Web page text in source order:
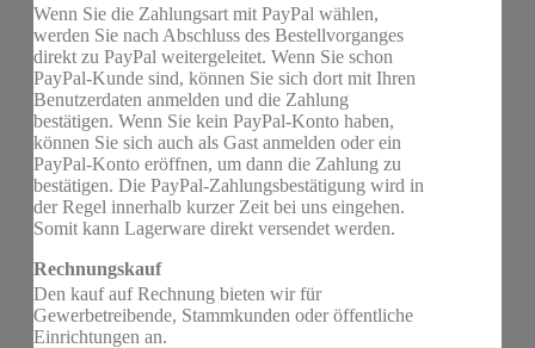
Wenn Sie die Zahlungsart mit PayPal wählen,
werden Sie nach Abschluss des Bestellvorganges
direkt zu PayPal weitergeleitet. Wenn Sie schon
PayPal-Kunde sind, können Sie sich dort mit Ihren
Benutzerdaten anmelden und die Zahlung
bestätigen. Wenn Sie kein PayPal-Konto haben,
können Sie sich auch als Gast anmelden oder ein
PayPal-Konto eröffnen, um dann die Zahlung zu
bestätigen. Die PayPal-Zahlungsbestätigung wird in
der Regel innerhalb kurzer Zeit bei uns eingehen.
Somit kann Lagerware direkt versendet werden.
Rechnungskauf
Den kauf auf Rechnung bieten wir für
Gewerbetreibende, Stammkunden oder öffentliche
Einrichtungen an.